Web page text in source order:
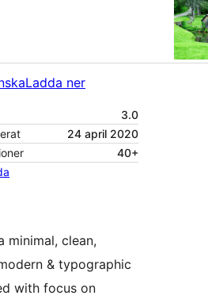
Ladda ner
3.0
24 april 2020
40+
minimal, clean,
& typographic
with focus on